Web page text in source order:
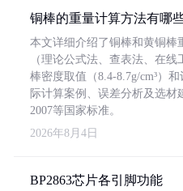
铜棒的重量计算方法有哪
本文详细介绍了铜棒和黄铜棒
（理论公式法、查表法、在
棒密度取值（8.4-8.7g/cm³）
际计算案例、误差分析及选材
2007等国家标准。
2026年8月4日
BP2863芯片各引脚功能